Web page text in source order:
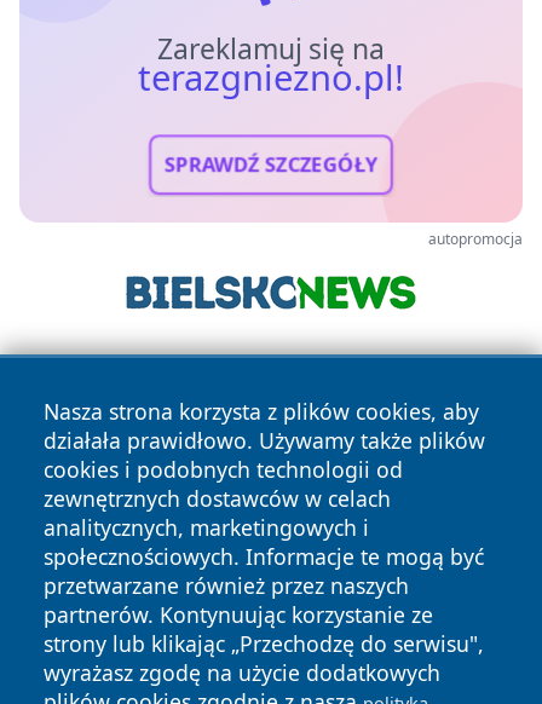
Zareklamuj się na
terazgniezno.pl!
SPRAWDŹ SZCZEGÓŁY
autopromocja
Nasza strona korzysta z plików cookies, aby
działała prawidłowo. Używamy także plików
cookies i podobnych technologii od
zewnętrznych dostawców w celach
analitycznych, marketingowych i
społecznościowych. Informacje te mogą być
przetwarzane również przez naszych
partnerów. Kontynuując korzystanie ze
strony lub klikając „Przechodzę do serwisu",
wyrażasz zgodę na użycie dodatkowych
Copyright © 2026 terazgniezno.pl Wszystkie prawa
zastrzeżone.
News Autorzy
Polityka
Prywatności
Polityka
Cookies